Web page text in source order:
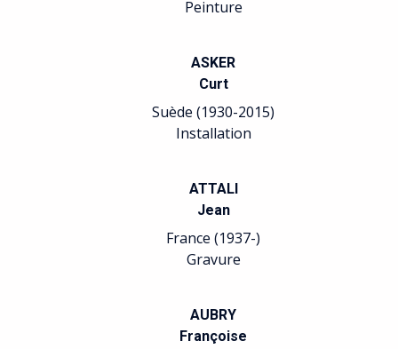
Peinture
ASKER
Curt
Suède (1930-2015)
Installation
ATTALI
Jean
France (1937-)
Gravure
AUBRY
Françoise